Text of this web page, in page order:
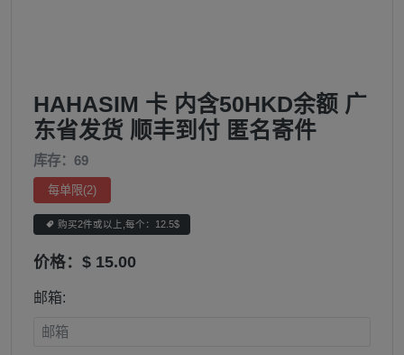
HAHASIM 卡 内含50HKD余额 广
东省发货 顺丰到付 匿名寄件
库存：69
每单限(2)
 购买2件或以上,每个：12.5$
价格：$ 15.00
邮箱: